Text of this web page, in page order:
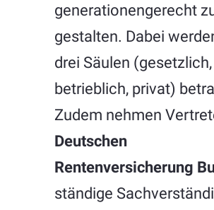
generationengerecht
gestalten. Dabei
drei Säulen (gesetzlich,
betrieblich, privat)
Zudem nehmen
Deutschen
Rentenversicherung
ständige